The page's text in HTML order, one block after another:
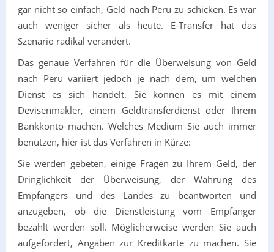
gar nicht so einfach, Geld nach Peru zu schicken. Es war
auch weniger sicher als heute. E-Transfer hat das
Szenario radikal verändert.
Das genaue Verfahren für die Überweisung von Geld
nach Peru variiert jedoch je nach dem, um welchen
Dienst es sich handelt. Sie können es mit einem
Devisenmakler, einem Geldtransferdienst oder Ihrem
Bankkonto machen. Welches Medium Sie auch immer
benutzen, hier ist das Verfahren in Kürze:
Sie werden gebeten, einige Fragen zu Ihrem Geld, der
Dringlichkeit der Überweisung, der Währung des
Empfängers und des Landes zu beantworten und
anzugeben, ob die Dienstleistung vom Empfänger
bezahlt werden soll. Möglicherweise werden Sie auch
aufgefordert, Angaben zur Kreditkarte zu machen. Sie